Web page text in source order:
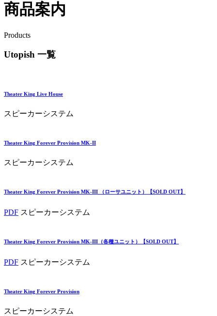
商品案内
Products
Utopish 一覧
Theater King Live House
スピーカーシステム
Theater King Forever Provision MK-II
スピーカーシステム
Theater King Forever Provision MK-III （ローサユニット）【SOLD OUT】
PDF スピーカーシステム
Theater King Forever Provision MK-III（各種ユニット）【SOLD OUT】
PDF スピーカーシステム
Theater King Forever Provision
スピーカーシステム